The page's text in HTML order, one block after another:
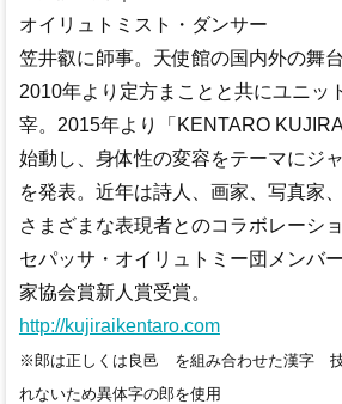
オイリュトミスト・ダンサー
笠井叡に師事。天使館の国内外の舞
2010年より定方まことと共にユニッ
宰。2015年より「KENTARO
始動し、身体性の変容をテーマにジ
を発表。近年は詩人、画家、写真家
さまざまな表現者とのコラボレーシ
セパッサ・オイリュトミー団メンバ
家協会賞新人賞受賞。
http://kujiraikentaro.com
※郎は正しくは良邑 を組み合わせた漢字 技
れないため異体字の郎を使用